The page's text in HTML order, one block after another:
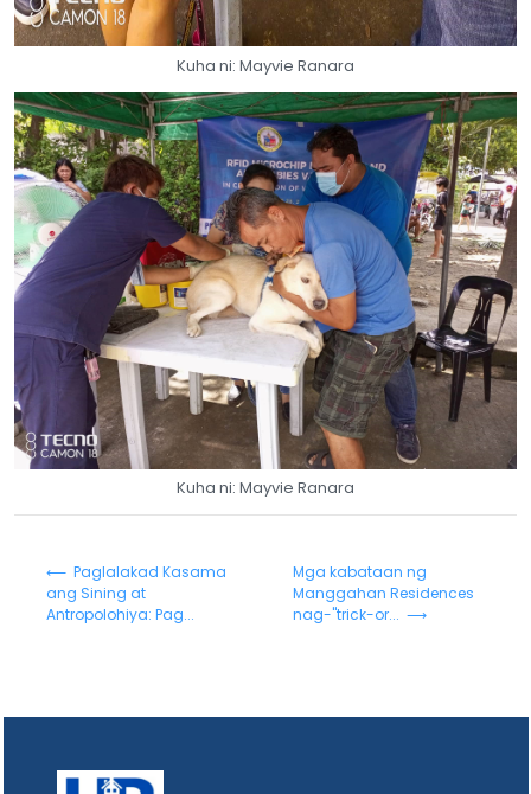
Kuha ni: Mayvie Ranara
Kuha ni: Mayvie Ranara
⟵ Paglalakad Kasama
ang Sining at
Antropolohiya: Pag...
Mga kabataan ng
Manggahan Residences
nag-"trick-or... ⟶